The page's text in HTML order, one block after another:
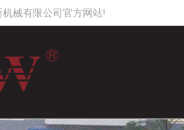
械有限公司官方网站!